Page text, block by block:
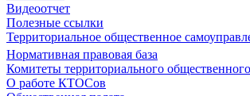
Видеоотчет
Полезные ссылки
Территориальное общественное
Нормативная правовая база
Комитеты территориального
О работе КТОСов